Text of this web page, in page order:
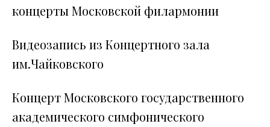
концерты Московской филармонии
Видеозапись из Концертного зала
им.Чайковского
Концерт Московского государственного
академического симфонического